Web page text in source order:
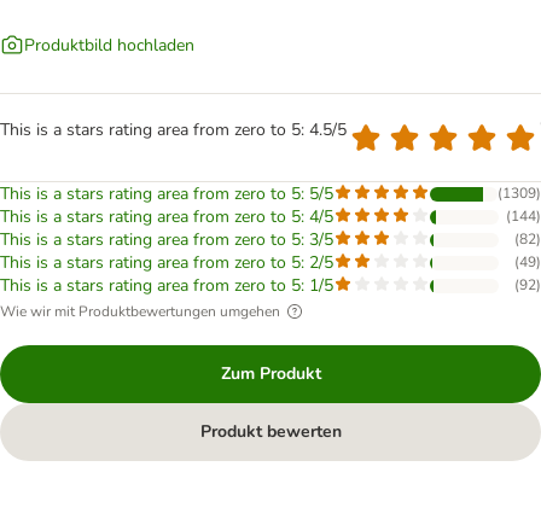
Produktbild hochladen
This is a stars rating area from zero to 5: 4.5/5
This is a stars rating area from zero to 5: 5/5 (1309)
This is a stars rating area from zero to 5: 4/5 (144)
This is a stars rating area from zero to 5: 3/5 (82)
This is a stars rating area from zero to 5: 2/5 (49)
This is a stars rating area from zero to 5: 1/5 (92)
Wie wir mit Produktbewertungen umgehen
Zum Produkt
Produkt bewerten